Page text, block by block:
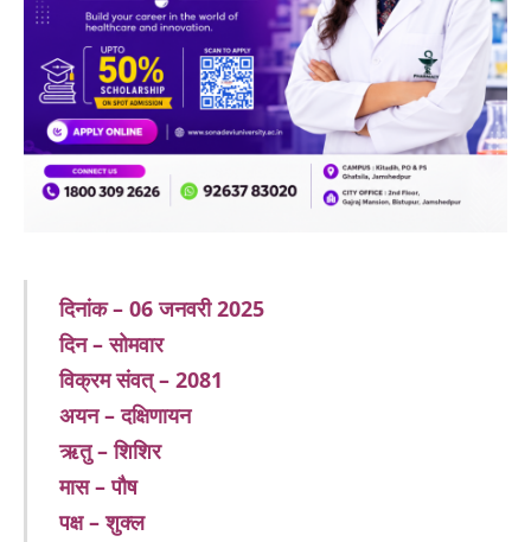
दिनांक – 06 जनवरी 2025
दिन – सोमवार
विक्रम संवत् – 2081
अयन – दक्षिणायन
ऋतु – शिशिर
मास – पौष
पक्ष – शुक्ल